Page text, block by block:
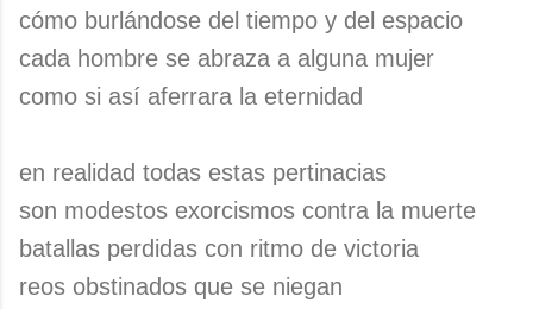
cómo burlándose del tiempo y del espacio
cada hombre se abraza a alguna mujer
como si así aferrara la eternidad
en realidad todas estas pertinacias
son modestos exorcismos contra la muerte
batallas perdidas con ritmo de victoria
reos obstinados que se niegan